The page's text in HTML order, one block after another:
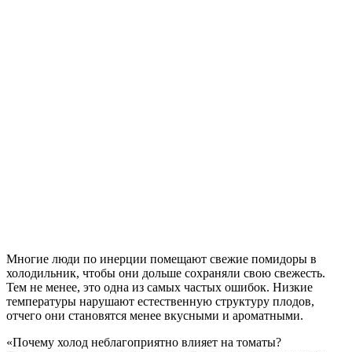
Многие люди по инерции помещают свежие помидоры в
холодильник, чтобы они дольше сохраняли свою свежесть.
Тем не менее, это одна из самых частых ошибок. Низкие
температуры нарушают естественную структуру плодов,
отчего они становятся менее вкусными и ароматными.
«Почему холод неблагоприятно влияет на томаты?